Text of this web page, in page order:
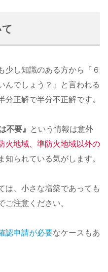
少し知識のある方から『６
んでしょう？』と言われる
分正解で半分不正解です。
不要』
という情報は意外
防火地域、準防火地域以外の
知られている気がします。
は、小さな増築であっても
ご注意ください。
認申請が必要なケースもあ